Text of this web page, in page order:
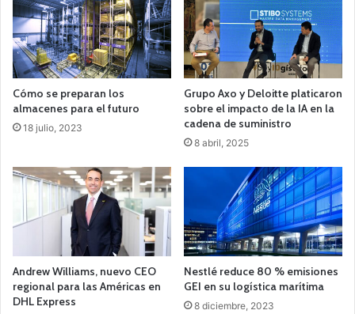
Cómo se preparan los
almacenes para el futuro
18 julio, 2023
Grupo Axo y Deloitte platicaron
sobre el impacto de la IA en la
cadena de suministro
8 abril, 2025
Andrew Williams, nuevo CEO
regional para las Américas en
DHL Express
Nestlé reduce 80 % emisiones
GEI en su logística marítima
8 diciembre, 2023